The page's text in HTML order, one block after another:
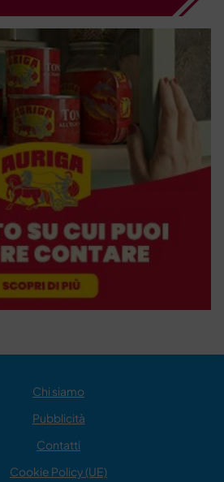
Chi siamo
Pubblicità
Contatti
Cookie Policy (UE)